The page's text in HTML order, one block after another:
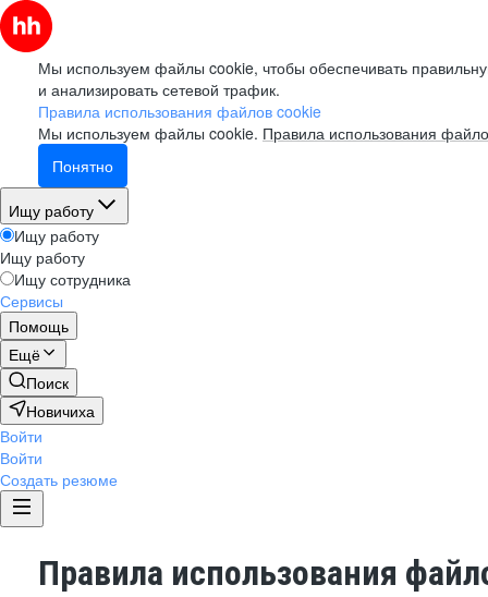
Мы используем файлы cookie, чтобы обеспечивать
и анализировать сетевой трафик.
Правила использования файлов cookie
Мы используем файлы cookie. Правила использования
Понятно
Ищу работу
Ищу работу
Ищу работу
Ищу сотрудника
Сервисы
Помощь
Ещё
Поиск
Новичиха
Войти
Войти
Создать резюме
Правила использования